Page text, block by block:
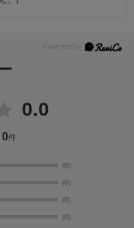
0.0
0件
(0)
(0)
(0)
(0)